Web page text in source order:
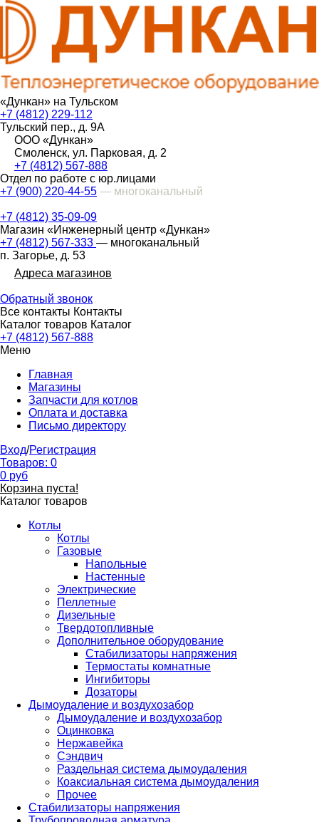
«Дункан» на Тульском
+7 (4812) 229-112
Тульский пер., д. 9А
ООО «Дункан»
Смоленск, ул. Парковая, д. 2
+7 (4812) 567-888
Отдел по работе с юр.лицами
+7 (900) 220-44-55 — многоканальный
+7 (4812) 35-09-09
Магазин «Инженерный центр «Дункан»
+7 (4812) 567-333 — многоканальный
п. Загорье, д. 53
Адреса магазинов
Обратный звонок
Все контакты Контакты
Каталог товаров Каталог
+7 (4812) 567-888
Меню
Главная
Магазины
Запчасти для котлов
Оплата и доставка
Письмо директору
Вход/Регистрация
Товаров: 0
0 руб
Корзина пуста!
Каталог товаров
Котлы
Котлы
Газовые
Напольные
Настенные
Электрические
Пеллетные
Дизельные
Твердотопливные
Дополнительное оборудование
Стабилизаторы напряжения
Термостаты комнатные
Ингибиторы
Дозаторы
Дымоудаление и воздухозабор
Дымоудаление и воздухозабор
Оцинковка
Нержавейка
Сэндвич
Раздельная система дымоудаления
Коаксиальная система дымоудаления
Прочее
Стабилизаторы напряжения